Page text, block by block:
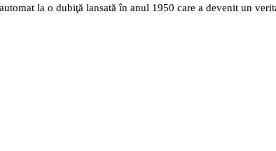
la o dubiţă lansată în anul 1950 care a devenit un